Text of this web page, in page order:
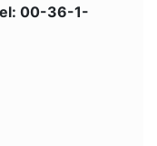
00-36-1-